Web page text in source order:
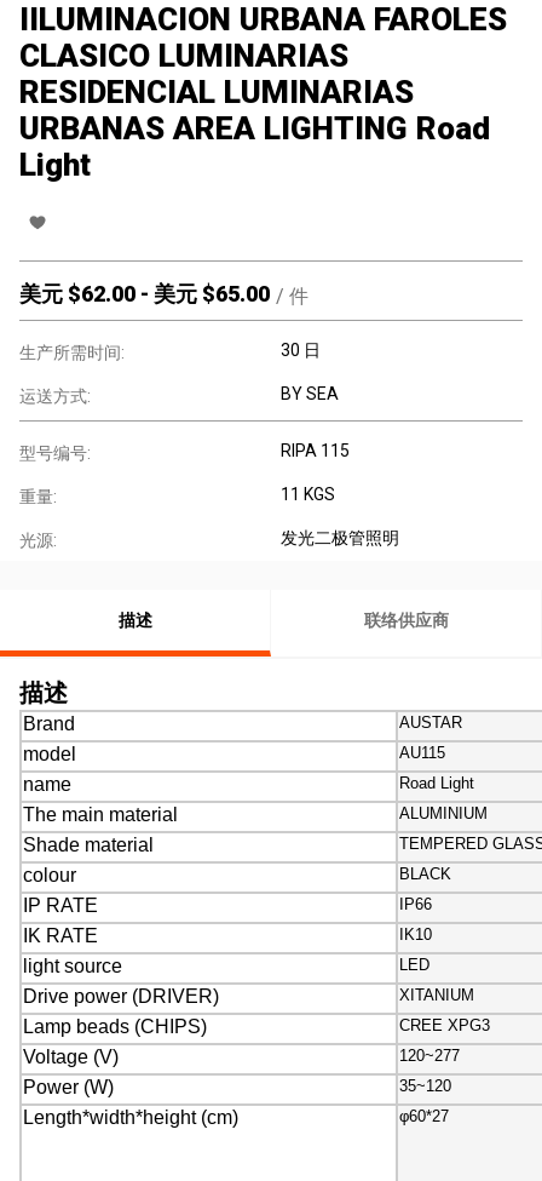
IILUMINACION URBANA FAROLES
CLASICO LUMINARIAS
RESIDENCIAL LUMINARIAS
URBANAS AREA LIGHTING Road
Light
美元 $62.00 - 美元 $65.00 / 件
生产所需时间: 30 日
运送方式: BY SEA
型号编号: RIPA 115
重量: 11 KGS
光源: 发光二极管照明
描述 联络供应商
描述
Brand AUSTAR
model AU115
name Road Light
The main material ALUMINIUM
Shade material TEMPERED
colour BLACK
IP RATE IP66
IK RATE IK10
light source LED
Drive power (DRIVER) XITANIUM
Lamp beads (CHIPS) CREE XPG3
Voltage (V) 120~277
Power (W) 35~120
Length*width*height (cm) φ60*27